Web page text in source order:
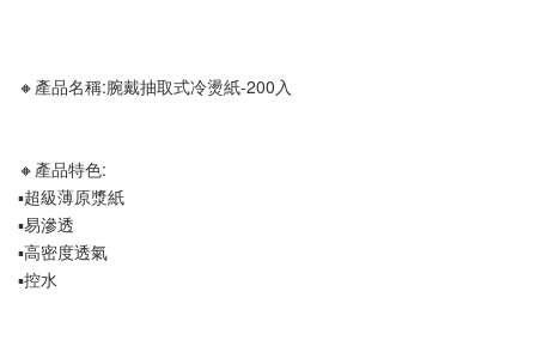
🔸產品名稱:腕戴抽取式冷燙紙-200入
🔸產品特色:
▪️超級薄原漿紙
▪️易滲透
▪️高密度透氣
▪️控水